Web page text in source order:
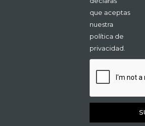
que aceptas
nuestra
política de
privacidad.